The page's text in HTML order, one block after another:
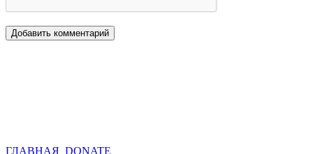
ГЛАВНАЯ DONATE